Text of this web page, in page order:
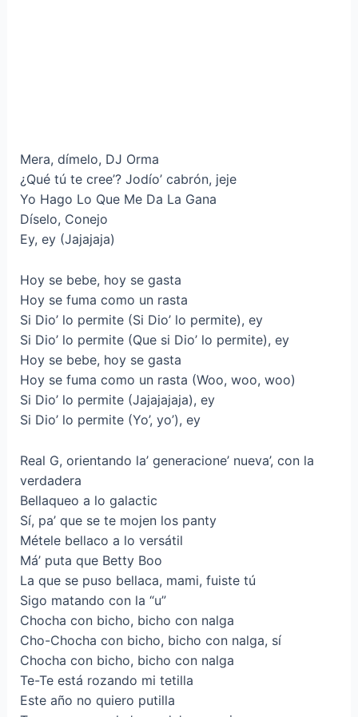
Mera, dímelo, DJ Orma
¿Qué tú te cree’? Jodío’ cabrón, jeje
Yo Hago Lo Que Me Da La Gana
Díselo, Conejo
Ey, ey (Jajajaja)
Hoy se bebe, hoy se gasta
Hoy se fuma como un rasta
Si Dio’ lo permite (Si Dio’ lo permite), ey
Si Dio’ lo permite (Que si Dio’ lo permite), ey
Hoy se bebe, hoy se gasta
Hoy se fuma como un rasta (Woo, woo, woo)
Si Dio’ lo permite (Jajajajaja), ey
Si Dio’ lo permite (Yo’, yo’), ey
Real G, orientando la’ generacione’ nueva’, con la
verdadera
Bellaqueo a lo galactic
Sí, pa’ que se te mojen los panty
Métele bellaco a lo versátil
Má’ puta que Betty Boo
La que se puso bellaca, mami, fuiste tú
Sigo matando con la “u”
Chocha con bicho, bicho con nalga
Cho-Chocha con bicho, bicho con nalga, sí
Chocha con bicho, bicho con nalga
Te-Te está rozando mi tetilla
Este año no quiero putilla